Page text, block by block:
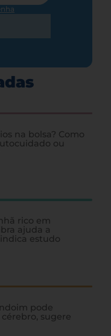
na bolsa? Como
ou
rico em
ajuda a
estudo
pode
sugere